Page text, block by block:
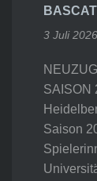
3 Juli 2026
SAISON
Saison